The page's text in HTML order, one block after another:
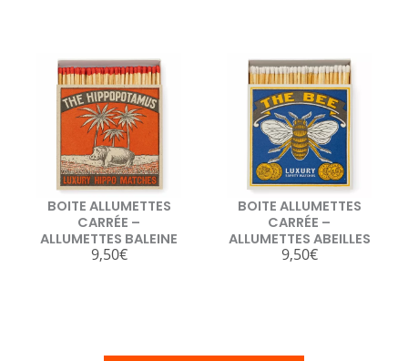
BOITE ALLUMETTES
CARRÉE –
ALLUMETTES BALEINE
9,50€
BOITE ALLUMETTES
CARRÉE –
ALLUMETTES ABEILLES
9,50€